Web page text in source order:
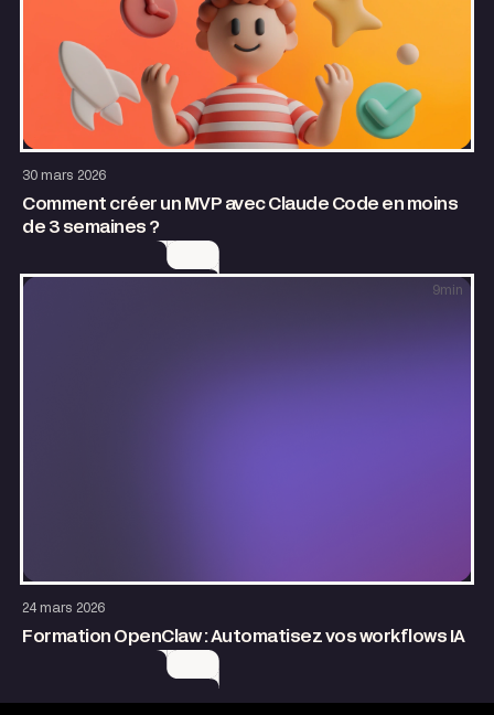
30 mars 2026
Comment créer un MVP avec Claude Code en moins
de 3 semaines ?
24 mars 2026
Formation OpenClaw : Automatisez vos workflows IA
9 min